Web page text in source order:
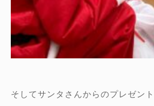
そしてサンタさんからのプレゼン